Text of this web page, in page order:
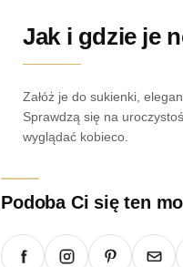
Jak i gdzie je
Załóż je do sukienki,
Sprawdzą się na
wyglądać kobieco.
Podoba Ci się ten